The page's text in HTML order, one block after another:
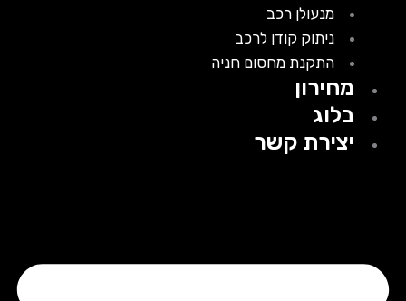
מנעולן רכב
ניתוק קודן לרכב
התקנת מחסום חניה
מחירון
בלוג
יצירת קשר